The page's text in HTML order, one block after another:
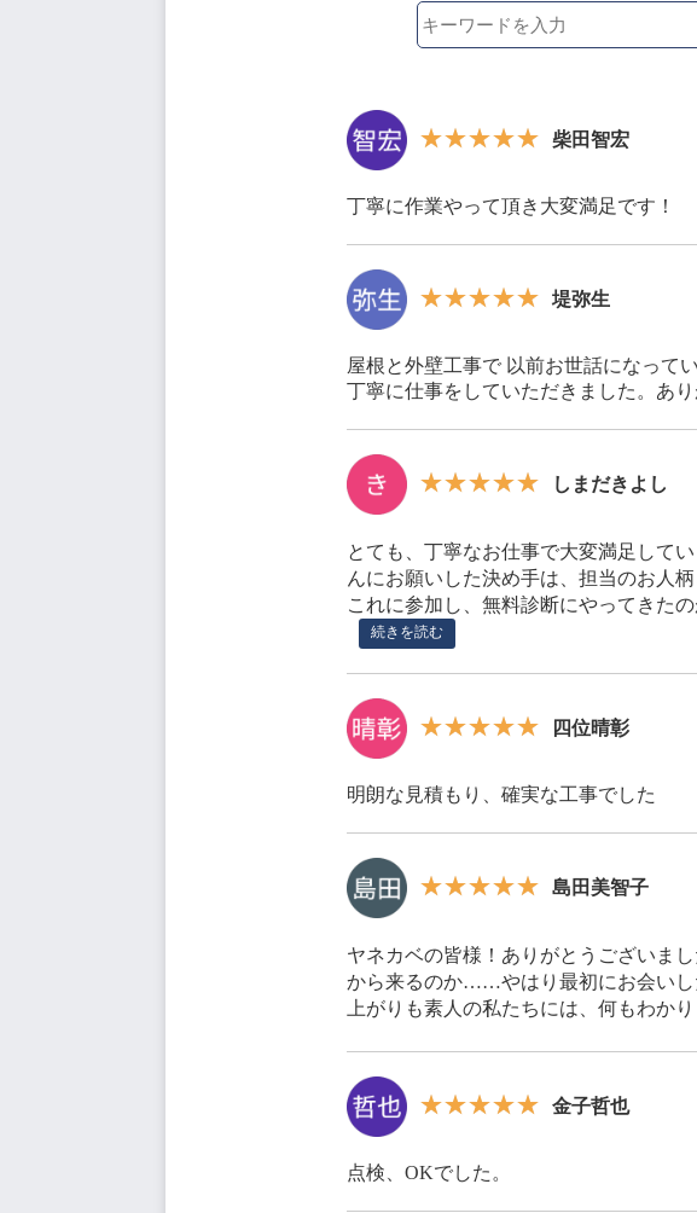
柴田智宏
丁寧に作業やって頂き大変満足です！
堤弥生
屋根と外壁工事で 以前お世話になって
丁寧に仕事をしていただきました。あり
しまだきよし
とても、丁寧なお仕事で大変満足して
んにお願いした決め手は、担当のお人
これに参加し、無料診断にやってきた
続きを読む
四位晴彰
明朗な見積もり、確実な工事でした
島田美智子
ヤネカベの皆様！ありがとうございま
から来るのか……やはり最初にお会いし
上がりも素人の私たちには、何もわか
金子哲也
点検、OKでした。